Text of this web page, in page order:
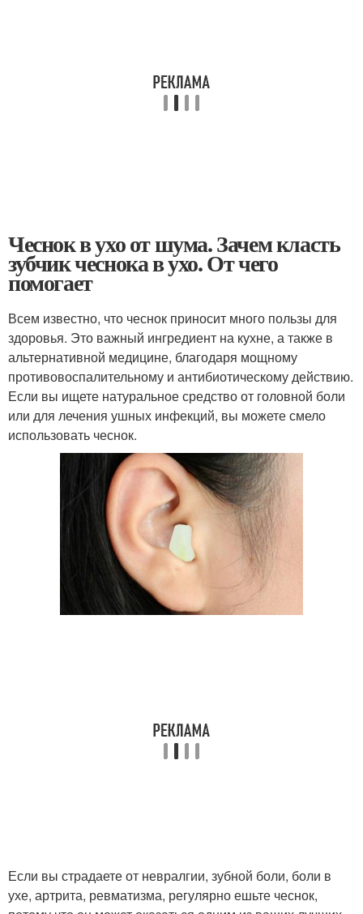
Чеснок в ухо от шума. Зачем класть
зубчик чеснока в ухо. От чего
помогает
Всем известно, что чеснок приносит много пользы для
здоровья. Это важный ингредиент на кухне, а также в
альтернативной медицине, благодаря мощному
противовоспалительному и антибиотическому действию.
Если вы ищете натуральное средство от головной боли
или для лечения ушных инфекций, вы можете смело
использовать чеснок.
Если вы страдаете от невралгии, зубной боли, боли в
ухе, артрита, ревматизма, регулярно ешьте чеснок,